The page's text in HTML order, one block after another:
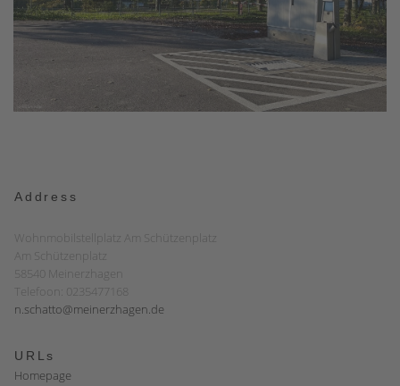
Address
Wohnmobilstellplatz Am Schützenplatz
Am Schützenplatz
58540 Meinerzhagen
Telefoon: 0235477168
n.schatto@meinerzhagen.de
URLs
Homepage